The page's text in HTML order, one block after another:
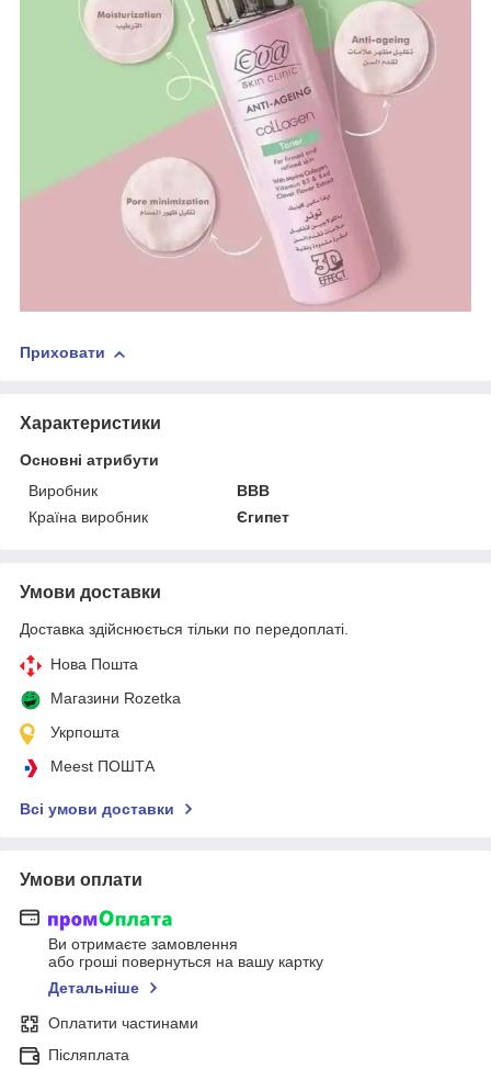
Приховати
Характеристики
Основні атрибути
Виробник
ВВВ
Країна виробник
Єгипет
Умови доставки
Доставка здійснюється тільки по передоплаті.
Нова Пошта
Магазини Rozetka
Укрпошта
Meest ПОШТА
Всі умови доставки
Умови оплати
Ви отримаєте замовлення
або гроші повернуться на вашу картку
Детальніше
Оплатити частинами
Післяплата